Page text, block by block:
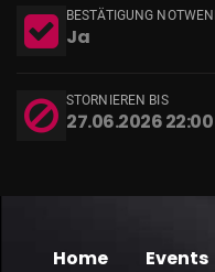
BESTÄTIGUNG
Ja
STORNIEREN BIS
27.06.2026 22:00
Home Events